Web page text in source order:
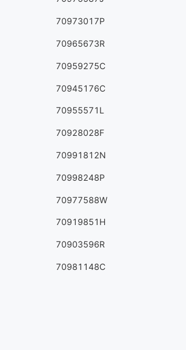
70973017P
70965673R
70959275C
70945176C
70955571L
70928028F
70991812N
70998248P
70977588W
70919851H
70903596R
70981148C